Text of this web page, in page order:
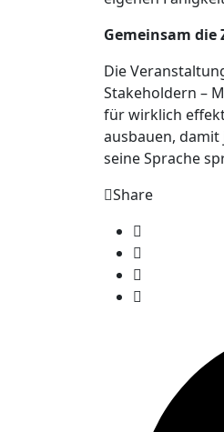
Gemeinsam
Die
Stakeholdern –
für wirklich
ausbauen,
seine Sprache
Share